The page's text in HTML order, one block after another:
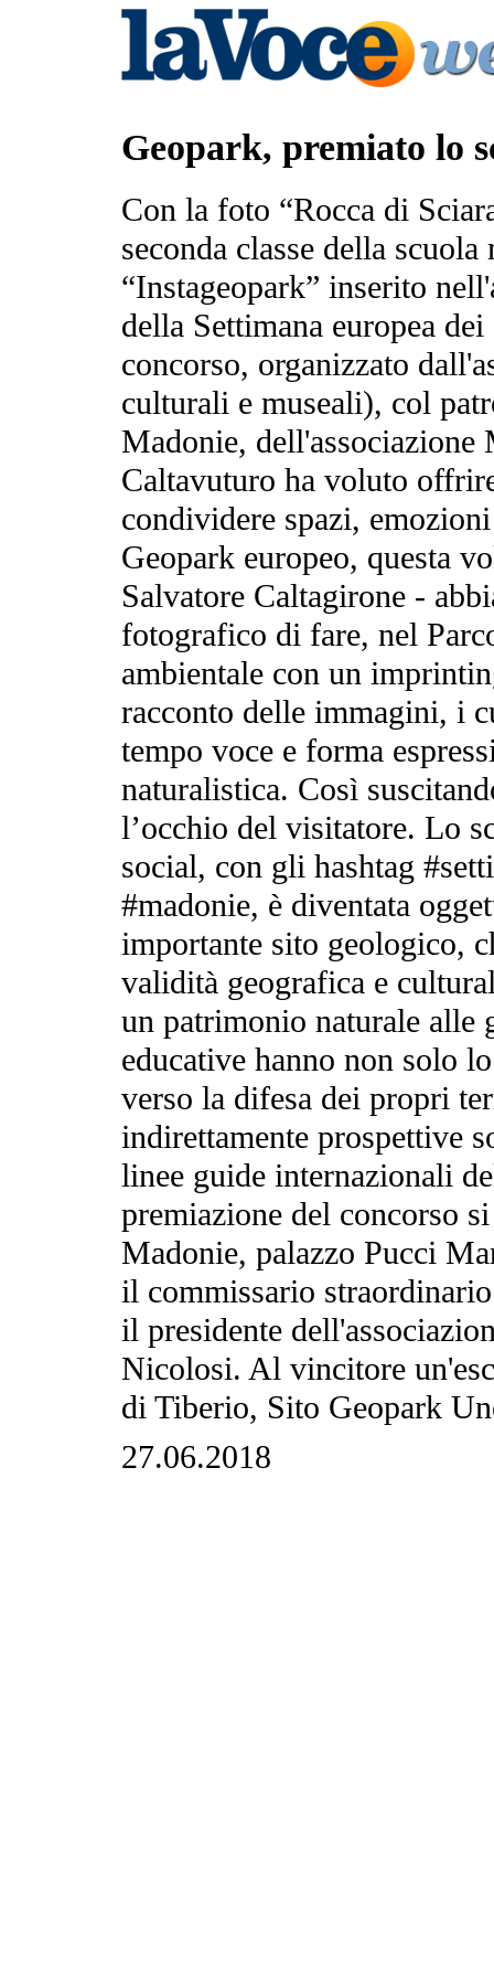
Geopark, premiato lo
Con la foto “Rocca di
seconda classe della
“Instageopark” inserito
della Settimana europea
concorso, organizzato
culturali e museali), col
Madonie,
Caltavuturo ha voluto
condividere spazi,
Geopark europeo, questa
Salvatore Caltagirone -
fotografico di fare, nel
ambientale con un
racconto delle immagini, i
tempo voce e forma
naturalistica. Così
l’occhio del visitatore. Lo
social, con gli hashtag
#madonie, è diventata
importante sito geologico,
validità geografica e
un patrimonio naturale alle
educative hanno non solo
verso la difesa dei propri
indirettamente prospettive
linee guide internazionali
premiazione del concorso
Madonie, palazzo Pucci
il commissario
il presidente
Nicolosi. Al vincitore
di Tiberio, Sito Geopark
27.06.2018